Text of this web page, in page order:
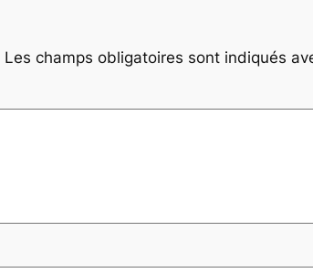
Les champs obligatoires sont indiqués